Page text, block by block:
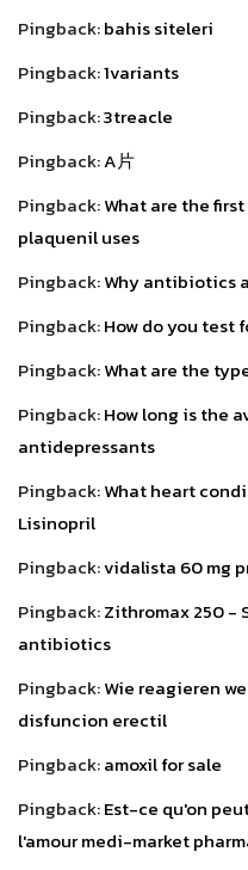
Pingback:bahis siteleri
Pingback:1variants
Pingback:3treacle
Pingback:A片
Pingback:What are the
plaquenil uses
Pingback:Why antibiotics
Pingback:How do you test
Pingback:What are the
Pingback:How long is the
antidepressants
Pingback:What heart
Lisinopril
Pingback:vidalista 60 mg
Pingback:Zithromax 250 -
antibiotics
Pingback:Wie reagieren
disfuncion erectil
Pingback:amoxil for sale
Pingback:Est-ce qu'on
l'amour medi-market